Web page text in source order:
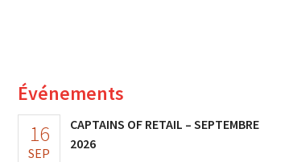
Événements
16
SEP
CAPTAINS OF RETAIL – SEPTEMBRE
2026